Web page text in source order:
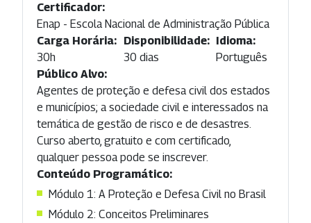
Certificador:
Enap - Escola Nacional de Administração Pública
Carga Horária:
30h
Disponibilidade:
30 dias
Idioma:
Português
Público Alvo:
Agentes de proteção e defesa civil dos estados
e municípios; a sociedade civil e interessados na
temática de gestão de risco e de desastres.
Curso aberto, gratuito e com certificado,
qualquer pessoa pode se inscrever.
Conteúdo Programático:
Módulo 1: A Proteção e Defesa Civil no Brasil
Módulo 2: Conceitos Preliminares